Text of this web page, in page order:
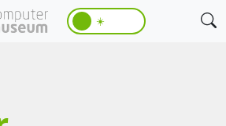
☀️